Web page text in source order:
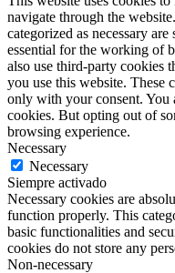
navigate through the
categorized as necessary
essential for the working of
also use third-party cookies
you use this website. These
only with your consent. You
cookies. But opting out of
browsing experience.
Necessary
Necessary
Siempre activado
Necessary cookies are
function properly. This
basic functionalities and
cookies do not store any
Non-necessary